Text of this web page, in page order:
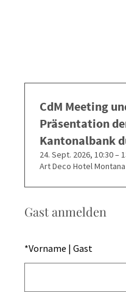
Gast anmelden
*Vorname | Gast
CdM Meeting
Präsentation
Kantonalbank
24. Sept. 2026, 10:30 –
Art Deco Hotel Montana